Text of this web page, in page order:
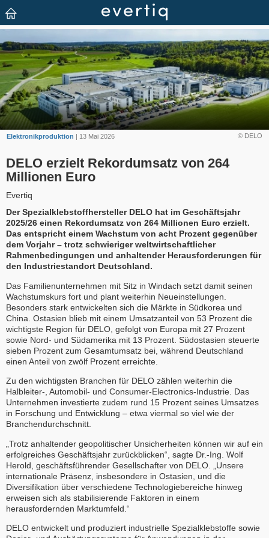
© DELO
Elektronikproduktion | 13 Mai 2026
DELO erzielt Rekordumsatz von 264
Millionen Euro
Evertiq
Der Spezialklebstoffhersteller DELO hat im Geschäftsjahr
2025/26 einen Rekordumsatz von 264 Millionen Euro erzielt.
Das entspricht einem Wachstum von acht Prozent gegenüber
dem Vorjahr – trotz schwieriger weltwirtschaftlicher
Rahmenbedingungen und anhaltender Herausforderungen für
den Industriestandort Deutschland.
Das Familienunternehmen mit Sitz in Windach setzt damit seinen
Wachstumskurs fort und plant weiterhin Neueinstellungen.
Besonders stark entwickelten sich die Märkte in Südkorea und
China. Ostasien blieb mit einem Umsatzanteil von 53 Prozent die
wichtigste Region für DELO, gefolgt von Europa mit 27 Prozent
sowie Nord- und Südamerika mit 13 Prozent. Südostasien steuerte
sieben Prozent zum Gesamtumsatz bei, während Deutschland
einen Anteil von zwölf Prozent erreichte.
Zu den wichtigsten Branchen für DELO zählen weiterhin die
Halbleiter-, Automobil- und Consumer-Electronics-Industrie. Das
Unternehmen investierte zudem rund 15 Prozent seines Umsatzes
in Forschung und Entwicklung – etwa viermal so viel wie der
Branchendurchschnitt.
„Trotz anhaltender geopolitischer Unsicherheiten können wir auf ein
erfolgreiches Geschäftsjahr zurückblicken“, sagte Dr.-Ing. Wolf
Herold, geschäftsführender Gesellschafter von DELO. „Unsere
internationale Präsenz, insbesondere in Ostasien, und die
Diversifikation über verschiedene Technologiebereiche hinweg
erweisen sich als stabilisierende Faktoren in einem
herausfordernden Marktumfeld.“
DELO entwickelt und produziert industrielle Spezialklebstoffe sowie